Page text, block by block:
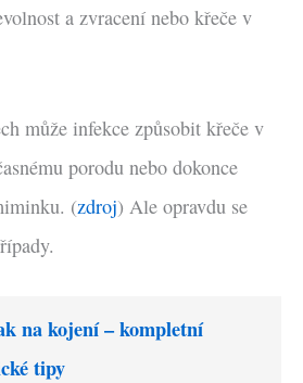
a zvracení nebo křeče v
může infekce způsobit křeče v
porodu nebo dokonce
(zdroj) Ale opravdu se
na kojení – kompletní
tipy